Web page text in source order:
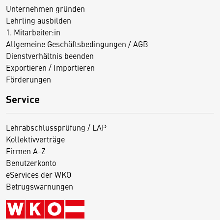
Unternehmen gründen
Lehrling ausbilden
1. Mitarbeiter:in
Allgemeine Geschäftsbedingungen / AGB
Dienstverhältnis beenden
Exportieren / Importieren
Förderungen
Service
Lehrabschlussprüfung / LAP
Kollektivverträge
Firmen A-Z
Benutzerkonto
eServices der WKO
Betrugswarnungen